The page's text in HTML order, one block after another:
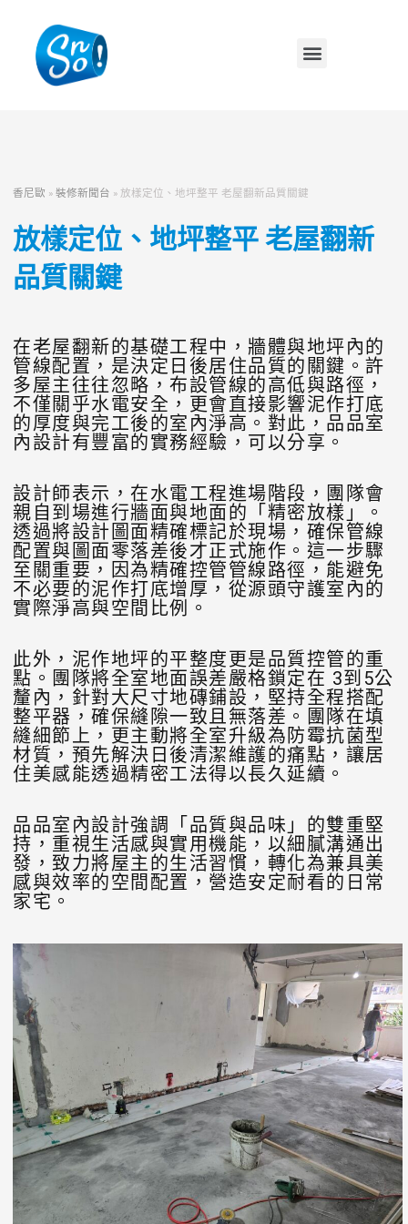
香尼歐 »裝修新聞台 » 放樣定位、地坪整平 老屋翻新品質關鍵
放樣定位、地坪整平 老屋翻新
品質關鍵
在老屋翻新的基礎工程中，牆體與地坪內的
管線配置，是決定日後居住品質的關鍵。許
多屋主往往忽略，布設管線的高低與路徑，
不僅關乎水電安全，更會直接影響泥作打底
的厚度與完工後的室內淨高。對此，品品室
內設計有豐富的實務經驗，可以分享。
設計師表示，在水電工程進場階段，團隊會
親自到場進行牆面與地面的「精密放樣」。
透過將設計圖面精確標記於現場，確保管線
配置與圖面零落差後才正式施作。這一步驟
至關重要，因為精確控管管線路徑，能避免
不必要的泥作打底增厚，從源頭守護室內的
實際淨高與空間比例。
此外，泥作地坪的平整度更是品質控管的重
點。團隊將全室地面誤差嚴格鎖定在 3到5公
釐內，針對大尺寸地磚鋪設，堅持全程搭配
整平器，確保縫隙一致且無落差。團隊在填
縫細節上，更主動將全室升級為防霉抗菌型
材質，預先解決日後清潔維護的痛點，讓居
住美感能透過精密工法得以長久延續。
品品室內設計強調「品質與品味」的雙重堅
持，重視生活感與實用機能，以細膩溝通出
發，致力將屋主的生活習慣，轉化為兼具美
感與效率的空間配置，營造安定耐看的日常
家宅。